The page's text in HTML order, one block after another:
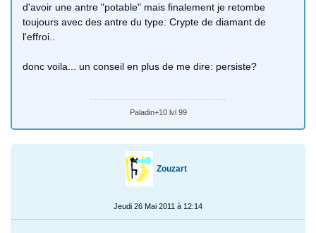
d'avoir une antre "potable" mais finalement je retombe
toujours avec des antre du type: Crypte de diamant de
l'effroi..
donc voila... un conseil en plus de me dire: persiste?
Paladin+10 lvl 99
Zouzart
Jeudi 26 Mai 2011 à 12:14